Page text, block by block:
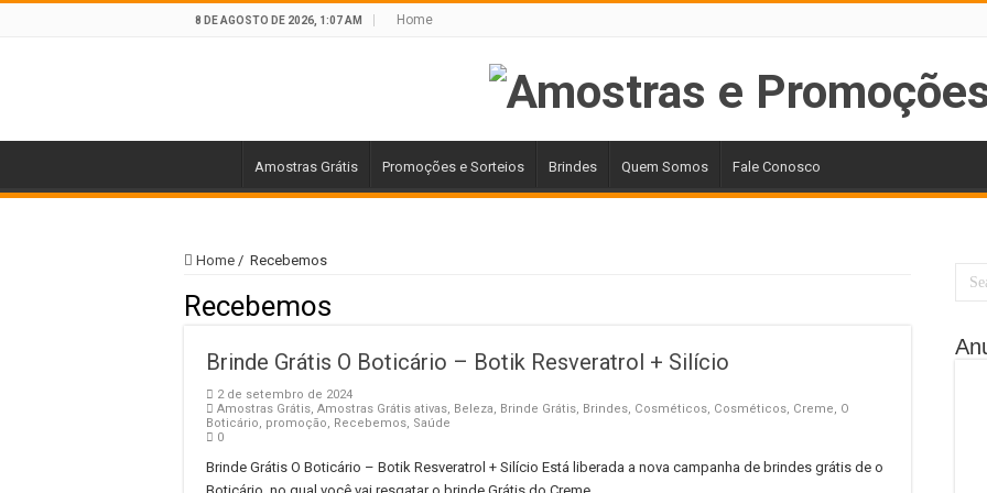
8 DE AGOSTO DE 2026, 1:07 AM Home
Amostras Grátis Promoções e Sorteios Brindes Quem Somos Fale Conosco
Home / Recebemos
Recebemos
Brinde Grátis O Boticário – Botik Resveratrol + Silício
2 de setembro de 2024
Amostras Grátis, Amostras Grátis ativas, Beleza, Brinde Grátis, Brindes, Cosméticos, Cosméticos, Creme, O
Boticário, promoção, Recebemos, Saúde
0
Brinde Grátis O Boticário – Botik Resveratrol + Silício Está liberada a nova campanha de brindes grátis de o